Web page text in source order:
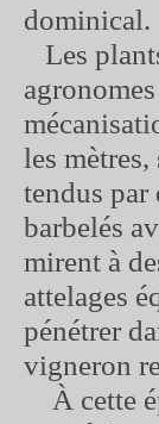
dominical.
Les
les
tendus par
barbelés
mirent à
attelages
pénétrer
vigneron
À cette